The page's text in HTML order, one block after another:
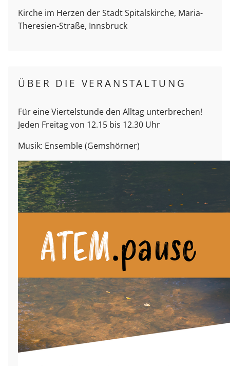
Kirche im Herzen der Stadt Spitalskirche, Maria-
Theresien-Straße, Innsbruck
ÜBER DIE VERANSTALTUNG
Für eine Viertelstunde den Alltag unterbrechen!
Jeden Freitag von 12.15 bis 12.30 Uhr
Musik: Ensemble (Gemshörner)